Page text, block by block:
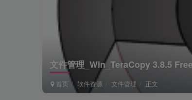
文件管理_Win_TeraCopy 3.8.5
首页 软件资源 文件管理 正文